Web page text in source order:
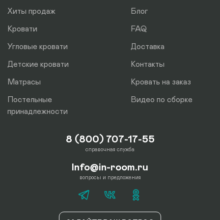
Хиты продаж
Кровати
Угловые кровати
Детские кровати
Матрасы
Постельные
принадлежности
Блог
FAQ
Доставка
Контакты
Кровать на заказ
Видео по сборке
8 (800) 707-17-55
справочная служба
Info@in-room.ru
вопросы и предложения